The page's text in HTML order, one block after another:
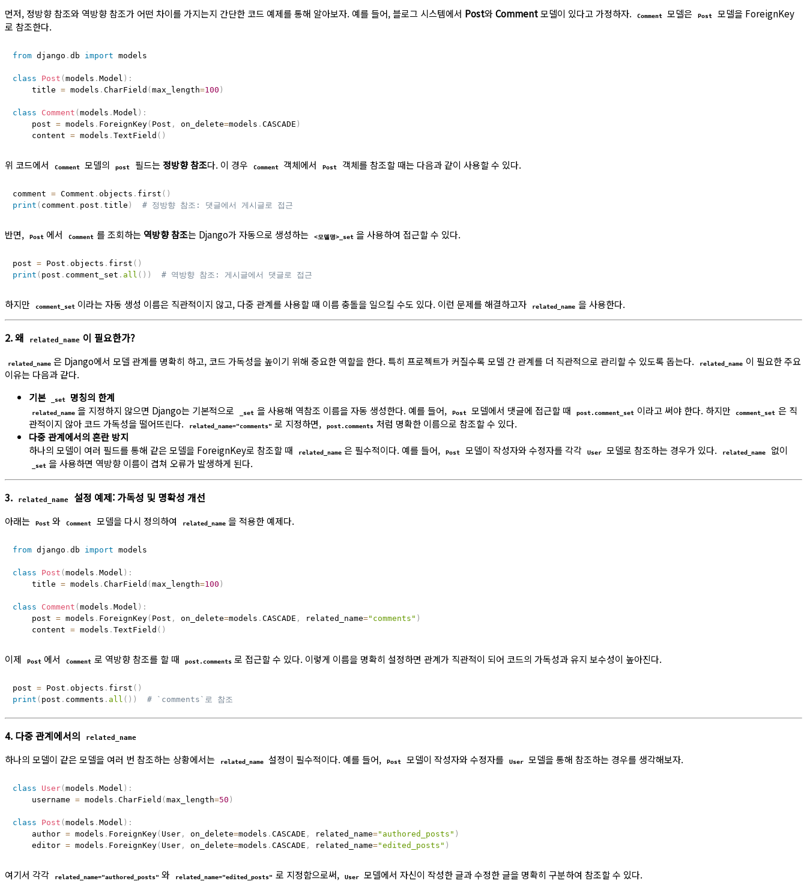
먼저, 정방향 참조와 역방향 참조가 어떤 차이를 가지는지 간단한 코드 예제를 통해 알아보자. 예를 들어, 블로그 시스템에서 Post와Comment모델이 있다고 가정하자. Comment 모델은 Post
모델을 ForeignKey
로 참조한다.
from django . db import models
class Post ( models . Model ) :
    title
= models . CharField ( max_length=100 )
class Comment ( models . Model ) :
    post
= models . ForeignKey( Post , on_delete=models . CASCADE )
    content
= models . TextField ( )
위 코드에서 Comment 모델의 post 필드는정방향 참조다. 이 경우 Comment 객체에서 Post 객체를 참조할 때는 다음과 같이 사용할 수 있다.
comment = Comment . objects . first ( )
print ( comment . post . title ) # 정방향 참조: 댓글에서 게시글로 접근
반면, Post 에서 Comment 를 조회하는 역방향 참조는 Django가 자동으로 생성하는 <모델명>_set 을 사용하여 접근할 수 있다.
post = Post . objects . first ( )
print ( post . comment_set . all ( ) ) # 역방향 참조: 게시글에서 댓글로 접근
하지만 comment_set 이라는 자동 생성 이름은 직관적이지 않고, 다중 관계를 사용할 때 이름 충돌을 일으킬 수도 있다. 이런 문제를 해결하고자 related_name 을 사용한다.
2. 왜 related_name 이 필요한가?
related_name 은 Django에서 모델 관계를 명확히 하고, 코드 가독성을 높이기 위해 중요한 역할을 한다. 특히 프로젝트가 커질수록 모델 간 관계를 더 직관적으로 관리할 수 있도록 돕는다. related_name 이 필요한 주요
이유는 다음과 같다.
기본
_set 명칭의 한계
related_name 을 지정하지 않으면 Django는 기본적으로 _set 을 사용해 역참조 이름을 자동 생성한다. 예를 들어, Post 모델에서 댓글에 접근할 때 post.comment_set 이라고 써야 한다. 하지만 comment_set 은 직
관적이지 않아 코드 가독성을 떨어뜨린다.
related_name="comments" 로 지정하면, post.comments 처럼 명확한 이름으로 참조할 수 있다.
다중 관계에서의 혼란 방지
하나의 모델이 여러 필드를 통해 같은 모델을 ForeignKey로 참조할 때
related_name 은 필수적이다. 예를 들어, Post 모델이 작성자와 수정자를 각각 User 모델로 참조하는 경우가 있다. related_name 없이
_set 을 사용하면 역방향 이름이 겹쳐 오류가 발생하게 된다.
3. related_name 설정 예제: 가독성 및 명확성 개선
아래는 Post 와 Comment 모델을 다시 정의하여 related_name 을 적용한 예제다.
from django . db import models
class Post ( models . Model ) :
    title
= models . CharField ( max_length=100 )
class Comment ( models . Model ) :
    post
= models . ForeignKey( Post , on_delete=models . CASCADE , related_name="comments" )
    content
= models . TextField ( )
이제 Post 에서 Comment 로 역방향 참조를 할 때 post.comments 로 접근할 수 있다. 이렇게 이름을 명확히 설정하면 관계가 직관적이 되어 코드의 가독성과 유지 보수성이 높아진다.
post = Post . objects . first ( )
print ( post . comments . all ( ) ) # `comments`로 참조
4. 다중 관계에서의 related_name
하나의 모델이 같은 모델을 여러 번 참조하는 상황에서는 related_name 설정이 필수적이다. 예를 들어, Post 모델이 작성자와 수정자를 User 모델을 통해 참조하는 경우를 생각해보자.
class User( models . Model ) :
    username
= models . CharField ( max_length=50 )
class Post ( models . Model ) :
    author
= models . ForeignKey( User, on_delete=models . CASCADE , related_name="authored_posts" )
    editor
= models . ForeignKey( User, on_delete=models . CASCADE , related_name="edited_posts" )
여기서 각각 related_name="authored_posts" 와 related_name="edited_posts" 로 지정함으로써, User 모델에서 자신이 작성한 글과 수정한 글을 명확히 구분하여 참조할 수 있다.